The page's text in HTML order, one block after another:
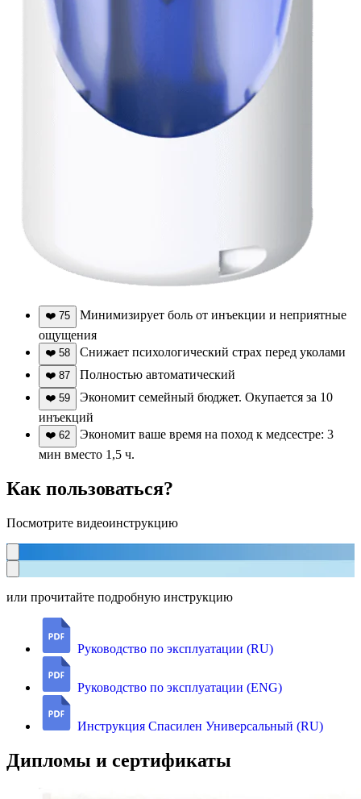
❤️ 75
Минимизирует боль от инъекции и неприятные
ощущения
❤️ 58 Снижает психологический страх перед уколами
❤️ 87 Полностью автоматический
❤️ 59
Экономит семейный бюджет. Окупается за 10
инъекций
❤️ 62
Экономит ваше время на поход к медсестре: 3
мин вместо 1,5 ч.
Как пользоваться?
Посмотрите видеоинструкцию
или прочитайте подробную инструкцию
Руководство по эксплуатации (RU)
Руководство по эксплуатации (ENG)
Инструкция Спасилен Универсальный (RU)
Дипломы и сертификаты